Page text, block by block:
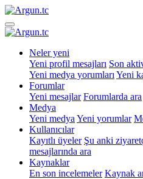
Neler yeni
Yeni profil mesajları Son
Yeni medya yorumları Yeni
Forumlar
Yeni mesajlar Forumlarda ara
Medya
Yeni medya Yeni yorumlar
Kullanıcılar
Kayıtlı üyeler Şu anki
mesajlarında ara
Kaynaklar
En son incelemeler Kaynak